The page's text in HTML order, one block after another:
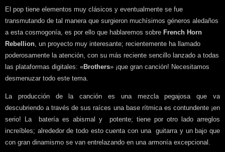
El pop tiene elementos muy clásicos y eventualmente se fue
transmutando de tal manera que surgieron muchísimos géneros aledaños
a esta cosmogonía, es por ello que hablaremos sobre French Horn
Rebellion, un proyecto muy interesante; recientemente ha llamado
poderosamente la atención, con su más reciente sencillo lanzado a todas
las plataformas digitales: «Brothers» ¡que gran canción! Necesitamos
desmenuzar todo este tema.
La producción de la canción es una mezcla pegajosa que va
descubriendo a través de sus raíces una base rítmica es contundente ¡en
serio! La batería es abismal y potente; tiene por otro lado arreglos
increíbles; alrededor de todo esto cuenta con una guitarra y un bajo que
con gran dinamismo se van entrelazando en una armonía excepcional.